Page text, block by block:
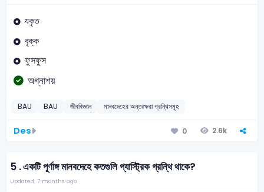
যকৃত
বৃক্ক
ফুসফুস
অগ্নাশয়
BAU BAU জীববিজ্ঞান মানবদেহের অন্তঃক্ষরা গ্রন্থিসমূহ
Des 0 2.6k
5 .একটি পূর্ণাঙ্গ মানবদেহে কতগুলি গ্যাস্ট্রিক গ্রন্থি থাকে?
Updated: 7 months ago